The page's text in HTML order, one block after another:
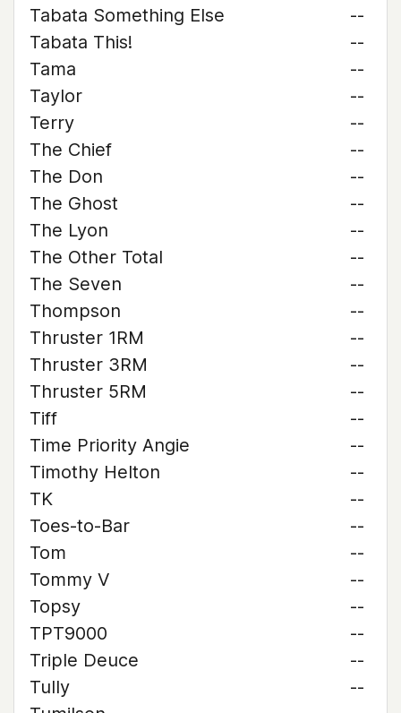
Tabata Something Else
--
Tabata This!
--
Tama
--
Taylor
--
Terry
--
The Chief
--
The Don
--
The Ghost
--
The Lyon
--
The Other Total
--
The Seven
--
Thompson
--
Thruster 1RM
--
Thruster 3RM
--
Thruster 5RM
--
Tiff
--
Time Priority Angie
--
Timothy Helton
--
TK
--
Toes-to-Bar
--
Tom
--
Tommy V
--
Topsy
--
TPT9000
--
Triple Deuce
--
Tully
--